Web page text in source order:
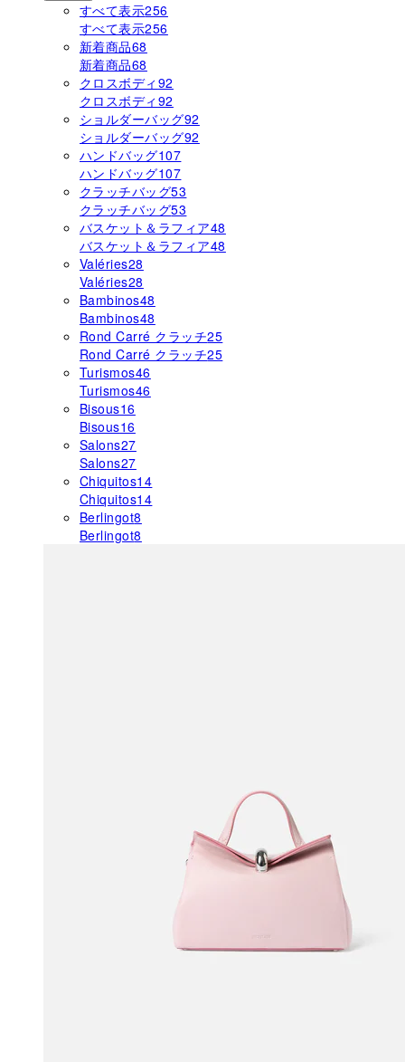
すべて表示256
すべて表示256
新着商品68
新着商品68
クロスボディ 92
クロスボディ 92
ショルダーバッグ92
ショルダーバッグ92
ハンドバッグ107
ハンドバッグ107
クラッチバッグ53
クラッチバッグ53
バスケット＆ラフィア48
バスケット＆ラフィア48
Valéries28
Valéries28
Bambinos48
Bambinos48
Rond Carré クラッチ25
Rond Carré クラッチ25
Turismos46
Turismos46
Bisous16
Bisous16
Salons27
Salons27
Chiquitos14
Chiquitos14
Berlingot8
Berlingot8